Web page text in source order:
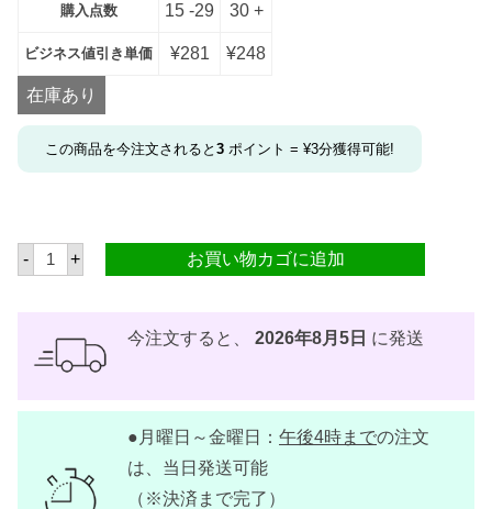
購入点数 15 -29 30 +
ビジネス値引き単価 ¥281 ¥248
在庫あり
この商品を今注文されると 3 ポイント = ¥3分獲得可能!
- テ
ィ
ミ
1
【
+ お買い物カゴに追加
今注文すると、 2026年8月5日 に発送
●月曜日～金曜日： 午後4時までの注文
は、当日発送可能
（※決済まで完了）